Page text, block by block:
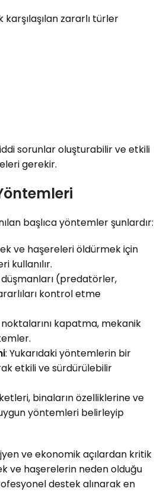
karşılaşılan zararlı türler
sorunlar oluşturabilir ve etkili
gerekir.
başlıca yöntemler şunlardır:
ve haşereleri öldürmek için
kullanılır.
(predatörler,
kontrol etme
noktalarını kapatma, mekanik
: Yukarıdaki yöntemlerin bir
etkili ve sürdürülebilir
binaların özelliklerine ve
yöntemleri belirleyip
ve ekonomik açılardan kritik
ve haşerelerin neden olduğu
destek alınarak en